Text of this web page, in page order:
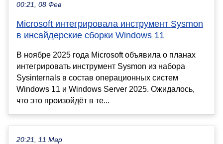
00:21, 08 Фев
Microsoft интегрировала инструмент Sysmon
в инсайдерские сборки Windows 11
В ноябре 2025 года Microsoft объявила о планах
интегрировать инструмент Sysmon из набора
Sysinternals в состав операционных систем
Windows 11 и Windows Server 2025. Ожидалось,
что это произойдёт в те...
20:21, 11 Мар